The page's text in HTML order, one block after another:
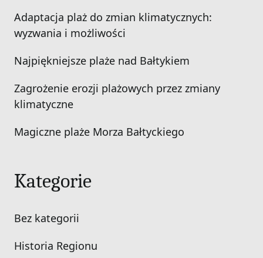
Adaptacja plaż do zmian klimatycznych:
wyzwania i możliwości
Najpiękniejsze plaże nad Bałtykiem
Zagrożenie erozji plażowych przez zmiany
klimatyczne
Magiczne plaże Morza Bałtyckiego
Kategorie
Bez kategorii
Historia Regionu